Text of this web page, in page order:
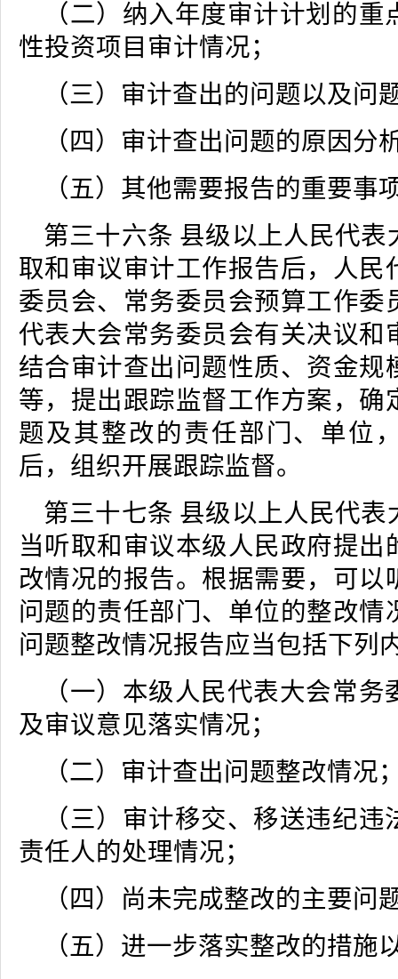
（二）纳入年度审计计划的
性投资项目审计情况；
（三）审计查出的问题以及问
（四）审计查出问题的原因分
（五）其他需要报告的重要事
第三十六条 县级以上人民代表
取和审议审计工作报告后，人民
委员会、常务委员会预算工作委
代表大会常务委员会有关决议和
结合审计查出问题性质、资金规
等，提出跟踪监督工作方案，确
题及其整改的责任部门、单位
后，组织开展跟踪监督。
第三十七条 县级以上人民代表
当听取和审议本级人民政府提出
改情况的报告。根据需要，可以
问题的责任部门、单位的整改情
问题整改情况报告应当包括下列
（一）本级人民代表大会常
及审议意见落实情况；
（二）审计查出问题整改情况
（三）审计移交、移送违纪
责任人的处理情况；
（四）尚未完成整改的主要问
（五）进一步落实整改的措施